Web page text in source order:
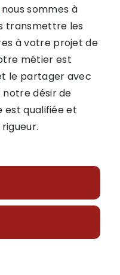
nous sommes à
transmettre les
à votre projet de
métier est
le partager avec
désir de
est qualifiée et